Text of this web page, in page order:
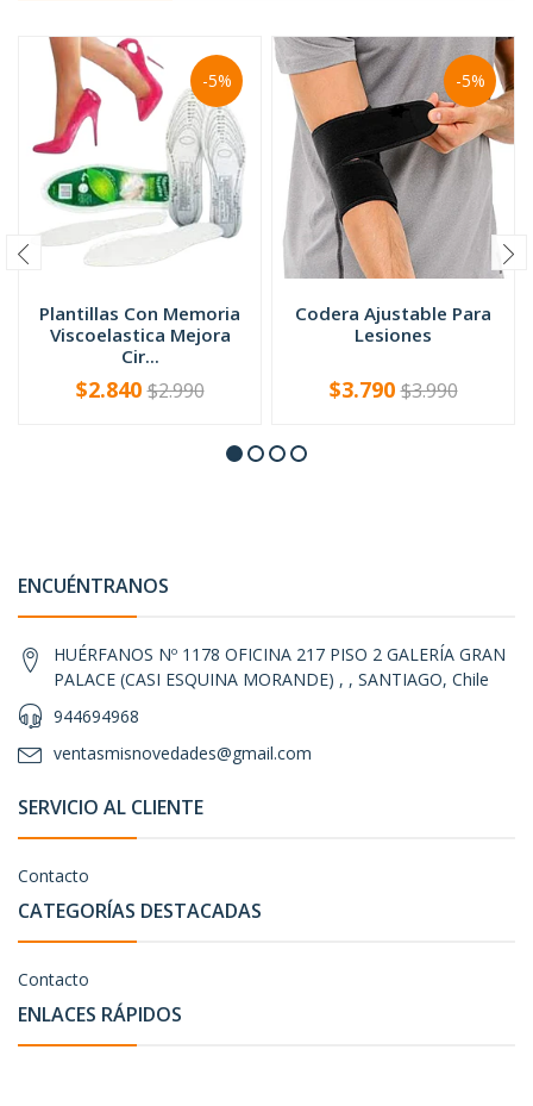
-5%
Plantillas Con Memoria
Viscoelastica Mejora
Cir...
+
$2.840$2.990
-5%
Codera Ajustable Para
Lesiones
+
$3.790$3.990
ENCUÉNTRANOS
HUÉRFANOS Nº 1178 OFICINA 217 PISO 2 GALERÍA GRAN
PALACE (CASI ESQUINA MORANDE) , , SANTIAGO, Chile
944694968
ventasmisnovedades@gmail.com
SERVICIO AL CLIENTE
Contacto
CATEGORÍAS DESTACADAS
Contacto
ENLACES RÁPIDOS